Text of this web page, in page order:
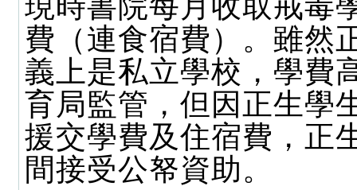
費（連食宿費）。雖然
義上是私立學校，學費
育局監管，但因正生學
援交學費及住宿費，正
間接受公帑資助。